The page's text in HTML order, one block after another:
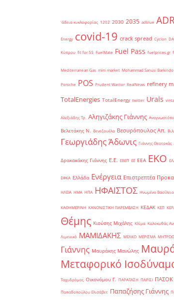
'άδεια κυκλοφορίας 1202 2030 2035 adblue
Energy covid-19 crack spread Cyclon
Κύπρου fit for 55 FuelMate Fuel Pass fuelprices.gr
Mediterranean Gas mini market Mohammad Sanusi Barkindo
Porsche POS Prudent Warrior RealNews refinery
TotalEnergies TotalEnergy twitter Urals
Αλεξιάδης Τρ. Αληγιζάκης Γιάννης
Βελετάκης Ν. Βενεζουέλα Βεσυρόπουλος Απ.
Γεωργιάδης Άδωνις Γιάννης Θεοτοκάς
Δρακακάκης Γιάννης Ε.Ε. ΕΒΕΠ ΕΕ ΕΕΑ ΕΚΟ
ΕΦΚΑ Ελλάδα Ενέργεια Επιστρεπτέα
ΗΛΕΙΑ ΗΜΑ ΗΠΑ ΗΦΑΙΣΤΟΣ Ηνωμένο Βασίλειο
ΚΑΘΗΜΕΡΙΝΗ ΚΑΝΟΝΙΣΤΙΚΗ ΠΑΡΕΜΒΑΣΗ ΚΕΔΑΚ ΚΕΠ
Θέμης Κιούσης Μιχάλης Κλίμα Κολοκυθάς
Λιμενικό ΜΑΜΙΔΑΚΗΣ ΜΕΛΚΟ ΜΕΡΙΣΜΑ
Γιάννης Μαυράκης Μανώλης
Μεταφορικό
Ταχυδρόμος Οικονόμου Γ. ΠΑΡΑΤΑΣΗ ΠΑΡΙΣΙ ΠΑΣΟΚ
Παπαδοπούλου Ελισάβετ Παπαζήσης Γιάννης